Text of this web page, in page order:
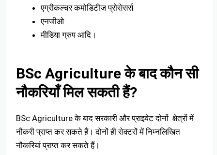
एग्रीकल्चर कमोडिटीज प्रोसेसर्स
एनजीओ
मीडिया ग्रुप आदि।
BSc Agriculture के बाद कौन सी
नौकरियाँ मिल सकती हैं?
BSc Agriculture के बाद सरकारी और प्राइवेट दोनों क्षेत्रों में
नौकरी प्राप्त कर सकते हैं। दोनों ही सेक्टरों में निम्नलिखित
नौकरियां प्राप्त कर सकते हैं।